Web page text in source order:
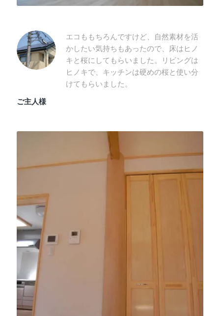
エコももちろんですけど、自然素材を活
かしたい気持ちもあったので、床はヒノ
キと桜にしてもらいました。リビングは
ヒノキで、キッチンは硬めの桜と使い分
けてもらいました。
ご主人様